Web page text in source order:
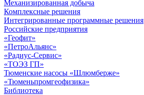
Механизированная добыча
Комплексные решения
Интегрированные программные решения
Российские предприятия
«Геофит»
«ПетроАльянс»
«Радиус-Сервис»
«ТОЭЗ ГП»
Тюменские насосы «Шлюмберже»
«Тюменьпромгеофизика»
Библиотека